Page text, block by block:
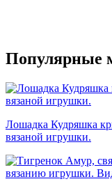
Популярные
Лошадка Кудряшка
вязаной игрушки.